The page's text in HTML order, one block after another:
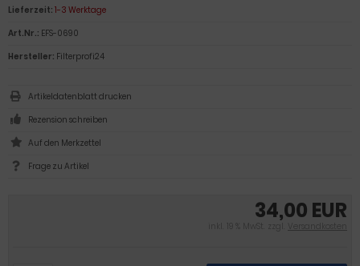
34,00 EUR
inkl. 19 % MwSt. zzgl. Versandkosten
Lieferzeit: 1-3 Werktage
Art.Nr.: EFS-0690
Hersteller: Filterprofi24
Artikeldatenblatt drucken
Rezension schreiben
Frage zu Artikel